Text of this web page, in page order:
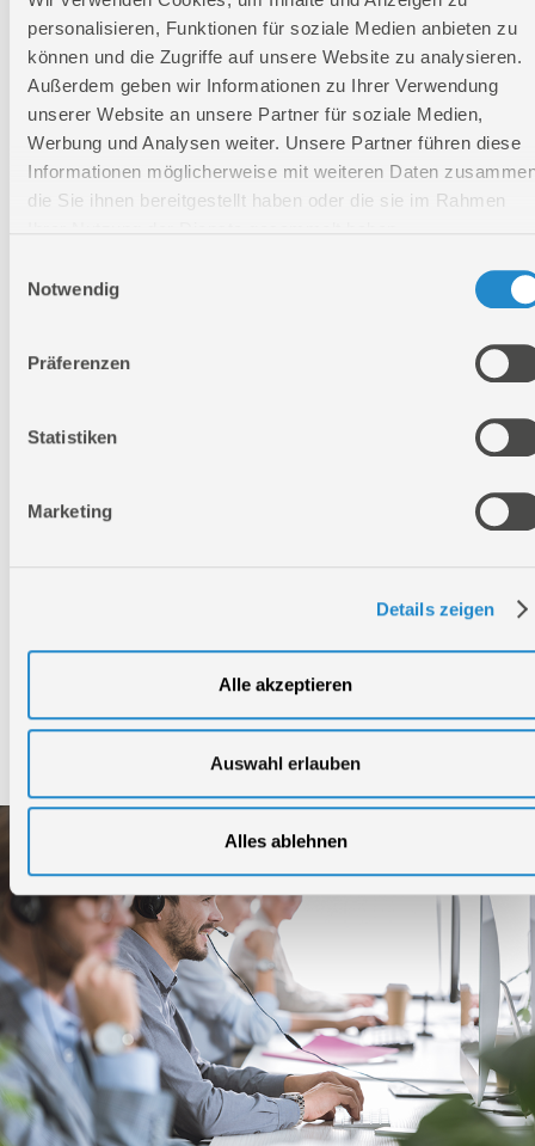
personalisieren, Funktionen für soziale Medien anbieten zu
können und die Zugriffe auf unsere Website zu analysieren.
Außerdem geben wir Informationen zu Ihrer Verwendung
unserer Website an unsere Partner für soziale Medien,
Werbung und Analysen weiter. Unsere Partner führen diese
Informationen möglicherweise mit weiteren Daten
die Sie ihnen bereitgestellt haben oder die sie im Rahmen
Notwendig
Präferenzen
Statistiken
Marketing
Details zeigen
Alle akzeptieren
Auswahl erlauben
Alles ablehnen
mm
Ausladung:
153 mm
VE OVP:
1 Stk.
Länge:
342 mm
Breite:
Höhe:
50 mm
Verpackungsmaße
Breite
4015671407863
Service